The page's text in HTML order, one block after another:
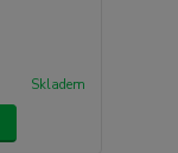
Skladem